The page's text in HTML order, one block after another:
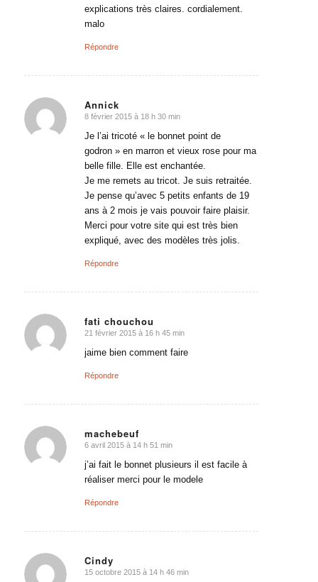
explications très claires. cordialement.
malo
Répondre
Annick
dit
:
8 février 2015 à 18 h 30 min
Je l’ai tricoté « le bonnet point de
godron » en marron et vieux rose pour ma
belle fille. Elle est enchantée.
Je me remets au tricot. Je suis retraitée.
Je pense qu’avec 5 petits enfants de 19
ans à 2 mois je vais pouvoir faire plaisir.
Merci pour votre site qui est très bien
expliqué, avec des modèles très jolis.
Répondre
fati chouchou
dit
:
21 février 2015 à 16 h 45 min
jaime bien comment faire
Répondre
machebeuf
dit
:
6 avril 2015 à 14 h 51 min
j’ai fait le bonnet plusieurs il est facile à
réaliser merci pour le modele
Répondre
Cindy
dit
15 octobre 2015 à 14 h 46 min